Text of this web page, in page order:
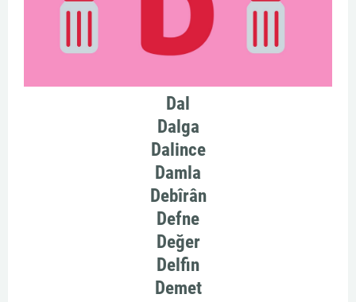
Dal
Dalga
Dalince
Damla
Debîrân
Defne
Değer
Delfin
Demet